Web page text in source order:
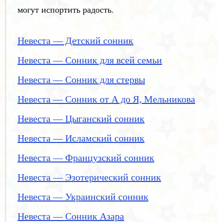
могут испортить радость.
Невеста — Детский сонник
Невеста — Сонник для всей семьи
Невеста — Сонник для стервы
Невеста — Сонник от А до Я, Мельникова
Невеста — Цыганский сонник
Невеста — Исламский сонник
Невеста — Французский сонник
Невеста — Эзотерический сонник
Невеста — Украинский сонник
Невеста — Сонник Азара